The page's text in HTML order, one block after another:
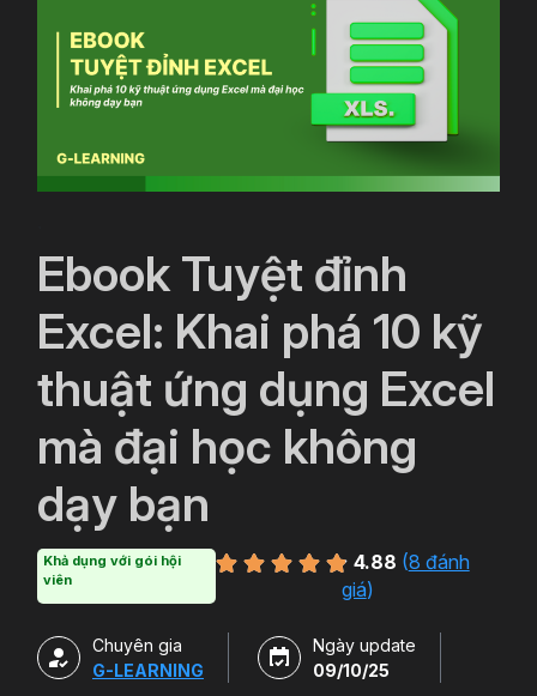
Ebook Tuyệt đỉnh
Excel: Khai phá 10 kỹ
thuật ứng dụng Excel
mà đại học không
dạy bạn
Khả dụng với gói hội
viên
4.88 (8 đánh
giá)
Chuyên gia
G-LEARNING
Ngày update
09/10/25